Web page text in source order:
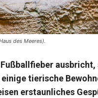
des Meeres).
tierische
erstaunliches